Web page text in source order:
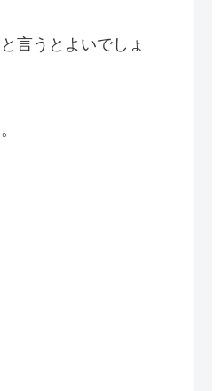
と言うとよいでしょ